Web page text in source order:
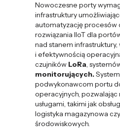
Nowoczesne porty
infrastruktury
automatyzację procesów
rozwiązania IIoT dla
nad stanem
i efektywnością
czujników LoRa,
monitorujących.
podwykonawcom portu
operacyjnych, pozwalając
usługami, takimi jak
logistyka magazynowa
środowiskowych.